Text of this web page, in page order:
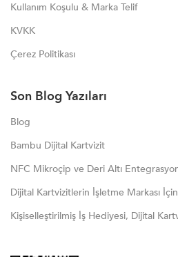
Kullanım Koşulu & Marka Telif
KVKK
Çerez Politikası
Son Blog Yazıları
Blog
Bambu Dijital Kartvizit
NFC Mikroçip ve Deri Altı
Dijital Kartvizitlerin İşletme Markası
Kişiselleştirilmiş İş Hediyesi, Dijital